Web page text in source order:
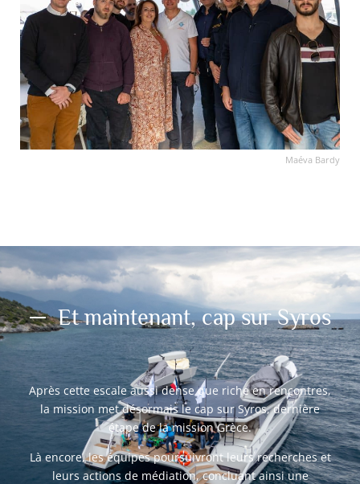
Maéva Bardy
Et maintenant, cap sur Syros
Après cette escale aussi dense que riche en rencontres,
la mission met désormais le cap sur Syros, dernière
étape de la mission Grèce.
Là encore, les équipes poursuivront leurs recherches et
leurs actions de médiation, concluant ainsi une